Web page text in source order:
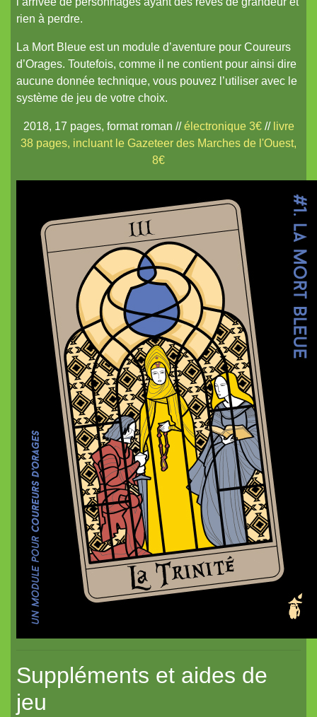
La Mort bleue
Raj Victoria
Coureurs d'Orages
Pits and Perils
Le métal froid des anneaux de Cerbère
Mordiou !
Terra X
White Lies
Les Contes du Dragon
nanoChrome²
Des plans sur la tomette
La Lune et Douze Lotus
Dragon de poche²
nanoChrome
Dragon de poche
rien à perdre.
La Mort Bleue est un module d’aventure pour Coureurs
d’Orages. Toutefois, comme il ne contient pour ainsi dire
aucune donnée technique, vous pouvez l’utiliser avec le
système de jeu de votre choix.
2018, 17 pages, format roman //électronique 3€// livre
38 pages, incluant le Gazeteer des Marches de l'Ouest,
8€
Suppléments et aides de
jeu